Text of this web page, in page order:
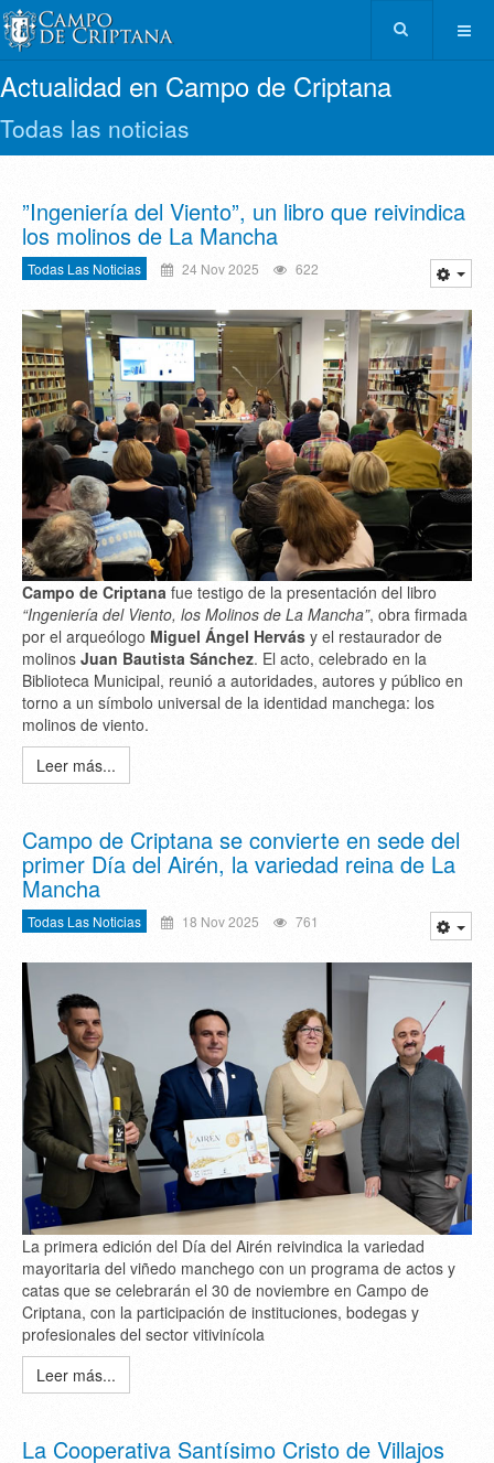
Actualidad en Campo de Criptana
Todas las noticias
”Ingeniería del Viento”, un libro que reivindica
los molinos de La Mancha
Todas Las Noticias 24 Nov 2025 622
Campo de Criptana fue testigo de la presentación del libro
“Ingeniería del Viento, los Molinos de La Mancha”, obra firmada
por el arqueólogo Miguel Ángel Hervás y el restaurador de
molinos Juan Bautista Sánchez. El acto, celebrado en la
Biblioteca Municipal, reunió a autoridades, autores y público en
torno a un símbolo universal de la identidad manchega: los
molinos de viento.
Leer más...
Campo de Criptana se convierte en sede del
primer Día del Airén, la variedad reina de La
Mancha
Todas Las Noticias 18 Nov 2025 761
La primera edición del Día del Airén reivindica la variedad
mayoritaria del viñedo manchego con un programa de actos y
catas que se celebrarán el 30 de noviembre en Campo de
Criptana, con la participación de instituciones, bodegas y
profesionales del sector vitivinícola
Leer más...
La Cooperativa Santísimo Cristo de Villajos